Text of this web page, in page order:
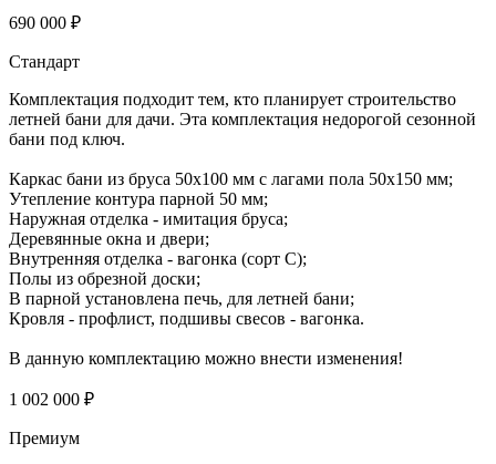
690 000 ₽
Стандарт
Комплектация подходит тем, кто планирует строительство
летней бани для дачи. Эта комплектация недорогой сезонной
бани под ключ.
Каркас бани из бруса 50х100 мм с лагами пола 50х150 мм;
Утепление контура парной 50 мм;
Наружная отделка - имитация бруса;
Деревянные окна и двери;
Внутренняя отделка - вагонка (сорт С);
Полы из обрезной доски;
В парной установлена печь, для летней бани;
Кровля - профлист, подшивы свесов - вагонка.
В данную комплектацию можно внести изменения!
1 002 000 ₽
Премиум